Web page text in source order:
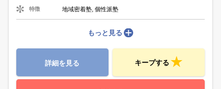
特徴 地域密着塾, 個性派塾
もっと見る
詳細を見る キープする